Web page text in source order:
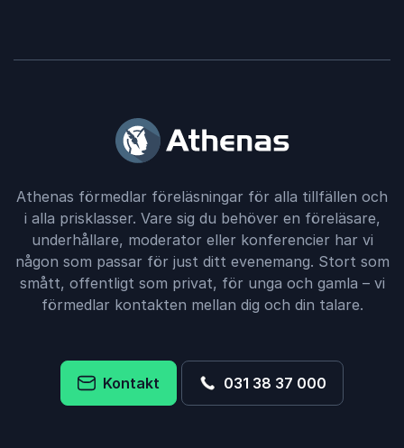
Athenas förmedlar föreläsningar för alla tillfällen och
i alla prisklasser. Vare sig du behöver en föreläsare,
underhållare, moderator eller konferencier har vi
någon som passar för just ditt evenemang. Stort som
smått, offentligt som privat, för unga och gamla – vi
förmedlar kontakten mellan dig och din talare.
Kontakt 031 38 37 000